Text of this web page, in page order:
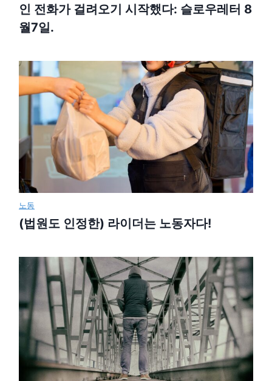
인 전화가 걸려오기 시작했다: 슬로우레터 8
월7일.
노동
(법원도 인정한) 라이더는 노동자다!